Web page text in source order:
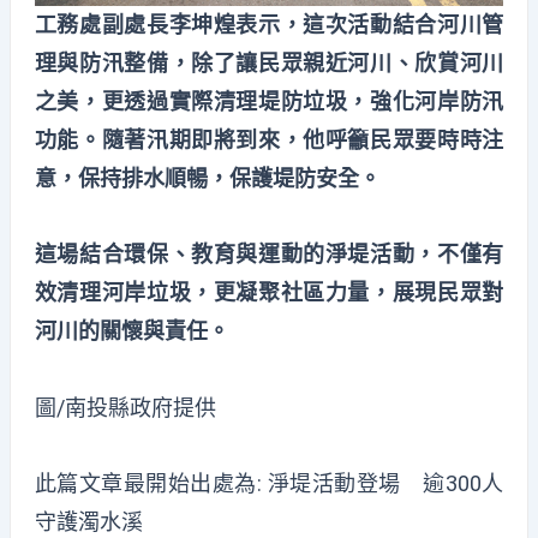
工務處副處長李坤煌表示，這次活動結合河川管
理與防汛整備，除了讓民眾親近河川、欣賞河川
之美，更透過實際清理堤防垃圾，強化河岸防汛
功能。隨著汛期即將到來，他呼籲民眾要時時注
意，保持排水順暢，保護堤防安全。
這場結合環保、教育與運動的淨堤活動，不僅有
效清理河岸垃圾，更凝聚社區力量，展現民眾對
河川的關懷與責任。
圖/南投縣政府提供
此篇文章最開始出處為: 淨堤活動登場 逾300人
守護濁水溪